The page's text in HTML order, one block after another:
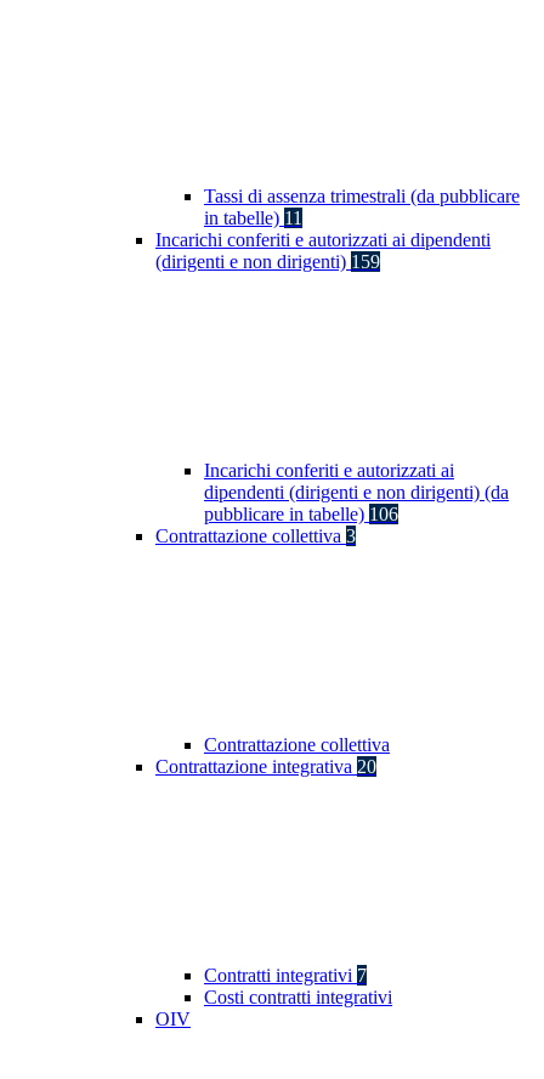
Tassi di assenza trimestrali (da pubblicare
in tabelle) 11
Incarichi conferiti e autorizzati ai dipendenti
(dirigenti e non dirigenti) 159
Incarichi conferiti e autorizzati ai
dipendenti (dirigenti e non dirigenti) (da
pubblicare in tabelle) 106
Contrattazione collettiva 3
Contrattazione collettiva
Contrattazione integrativa 20
Contratti integrativi 7
Costi contratti integrativi
OIV